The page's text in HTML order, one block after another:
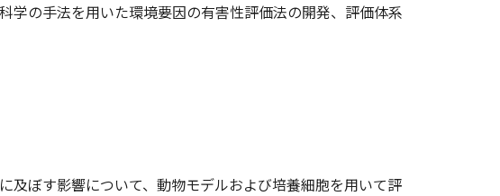
の手法を用いた環境要因の有害性評価法の開発、評価体系
及ぼす影響について、動物モデルおよび培養細胞を用いて評